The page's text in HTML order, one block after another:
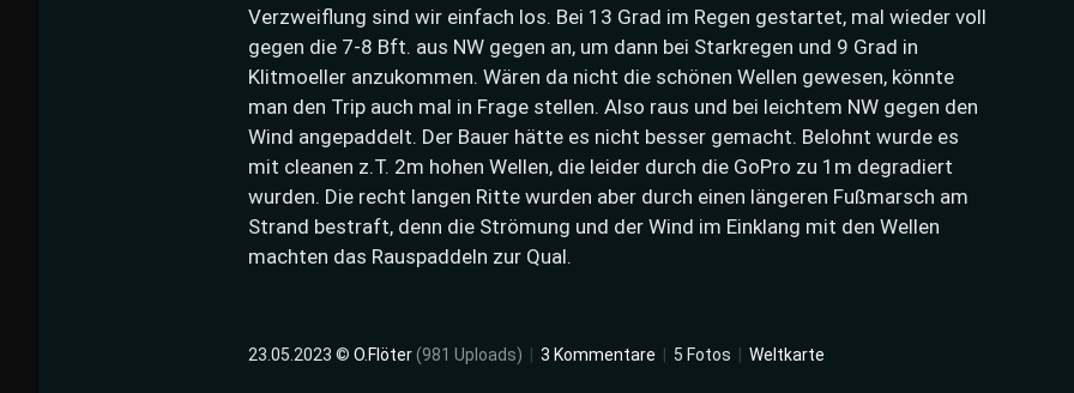
Verzweiflung sind wir einfach los. Bei 13 Grad im Regen gestartet, mal wieder voll
gegen die 7-8 Bft. aus NW gegen an, um dann bei Starkregen und 9 Grad in
Klitmoeller anzukommen. Wären da nicht die schönen Wellen gewesen, könnte
man den Trip auch mal in Frage stellen. Also raus und bei leichtem NW gegen den
Wind angepaddelt. Der Bauer hätte es nicht besser gemacht. Belohnt wurde es
mit cleanen z.T. 2m hohen Wellen, die leider durch die GoPro zu 1m degradiert
wurden. Die recht langen Ritte wurden aber durch einen längeren Fußmarsch am
Strand bestraft, denn die Strömung und der Wind im Einklang mit den Wellen
machten das Rauspaddeln zur Qual.
23.05.2023 © O.Flöter(981 Uploads) 3 Kommentare 5 Fotos Weltkarte